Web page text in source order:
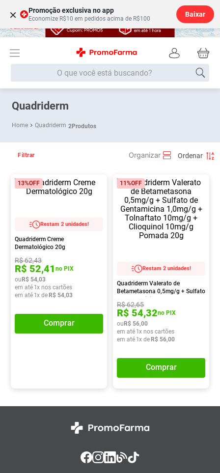
× Promoção exclusiva no app
Economize R$10 em pedidos acima de R$100
Baixar
O que você está buscando?
Quadriderm
Quadriderm 2Produtos
Filtrar
13%OFF
Restam 2 unidades!
Quadriderm Creme
Dermatológico 20g
R$62,43
R$ 52,41 no PIX
ouR$ 54,03
em até 1x nos cartões
em até 1x deR$ 54,03
Comprar
11%OFF
Restam 2 unidades!
Quadriderm Valerato de
Betametasona 0,5mg/g + Sulfato
de Gentamicina 1,0mg/g +
Tolnaftato 10mg/g + Clioquinol
10mg/g Pomada 20g
R$62,65
R$ 54,32no PIX
ouR$ 56,00
em até 1x nos cartões
em até 1x deR$ 56,00
Comprar
Termos mais buscados
1 º Fralda
3º
5º Fralda G
9º Vitamina D
10º Soro Fisiológico